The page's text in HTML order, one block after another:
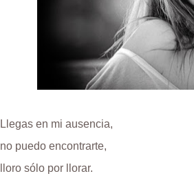
Llegas en mi ausencia,
no puedo encontrarte,
lloro sólo por llorar.